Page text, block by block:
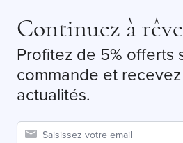
Continuez à
Profitez de 5% offerts
commande et
actualités.